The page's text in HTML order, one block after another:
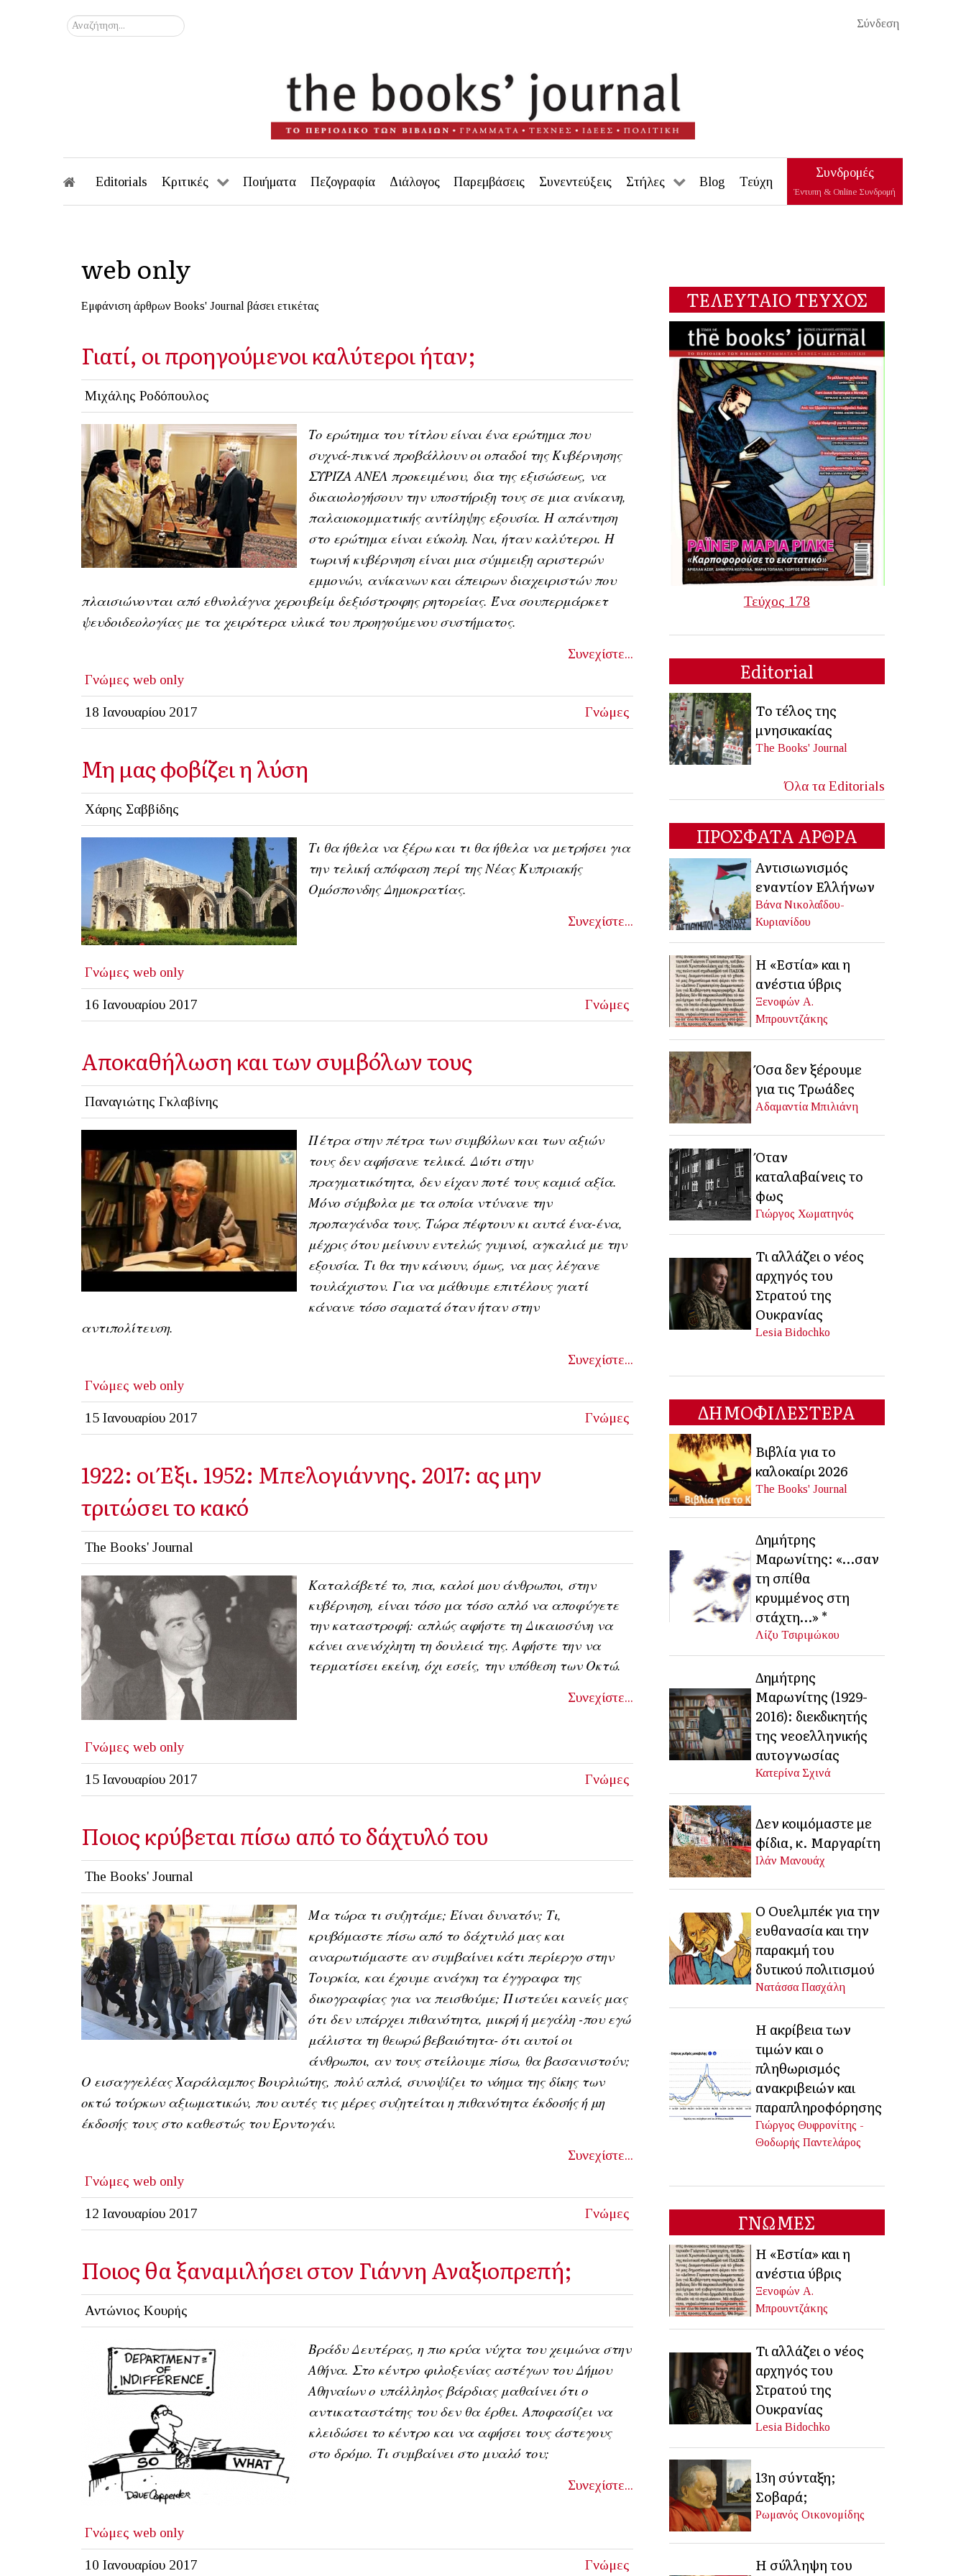
Σύνδεση
Αναζήτηση...
Editorials Κριτικές Ποιήματα Πεζογραφία Διάλογος Παρεμβάσεις Συνεντεύξεις Στήλες Blog Τεύχη
Συνδρομές
Έντυπη & Online Συνδρομή
web only
Εμφάνιση άρθρων Books' Journal βάσει ετικέτας
Γιατί, οι προηγούμενοι καλύτεροι ήταν;
Μιχάλης Ροδόπουλος
Το ερώτημα του τίτλου είναι ένα ερώτημα που
συχνά-πυκνά προβάλλουν οι οπαδοί της Κυβέρνησης
ΣΥΡΙΖΑ ΑΝΕΛ προκειμένου, δια της εξισώσεως, να
δικαιολογήσουν την υποστήριξη τους σε μια ανίκανη,
παλαιοκομματικής αντίληψης εξουσία. Η απάντηση
στο ερώτημα είναι εύκολη. Ναι, ήταν καλύτεροι. Η
τωρινή κυβέρνηση είναι μια σύμμειξη αριστερών
εμμονών, ανίκανων και άπειρων διαχειριστών που
πλαισιώνονται από εθνολάγνα χερουβείμ δεξιόστροφης ρητορείας. Ένα σουπερμάρκετ
ψευδοιδεολογίας με τα χειρότερα υλικά του προηγούμενου συστήματος.
Συνεχίστε...
Γνώμες web only
18 Ιανουαρίου 2017 Γνώμες
Μη μας φοβίζει η λύση
Χάρης Σαββίδης
Τι θα ήθελα να ξέρω και τι θα ήθελα να μετρήσει για
την τελική απόφαση περί της Νέας Κυπριακής
Ομόσπονδης Δημοκρατίας.
Συνεχίστε...
Γνώμες web only
16 Ιανουαρίου 2017 Γνώμες
Αποκαθήλωση και των συμβόλων τους
Παναγιώτης Γκλαβίνης
Πέτρα στην πέτρα των συμβόλων και των αξιών
τους δεν αφήσανε τελικά. Διότι στην
πραγματικότητα, δεν είχαν ποτέ τους καμιά αξία.
Μόνο σύμβολα με τα οποία ντύνανε την
προπαγάνδα τους. Τώρα πέφτουν κι αυτά ένα-ένα,
μέχρις ότου μείνουν εντελώς γυμνοί, αγκαλιά με την
εξουσία. Τι θα την κάνουν, όμως, να μας λέγανε
τουλάχιστον. Για να μάθουμε επιτέλους γιατί
κάνανε τόσο σαματά όταν ήταν στην
αντιπολίτευση.
Συνεχίστε...
Γνώμες web only
15 Ιανουαρίου 2017 Γνώμες
1922: οι Έξι. 1952: Μπελογιάννης. 2017: ας μην
τριτώσει το κακό
The Books' Journal
Καταλάβετέ το, πια, καλοί μου άνθρωποι, στην
κυβέρνηση, είναι τόσο μα τόσο απλό να αποφύγετε
την καταστροφή: απλώς αφήστε τη Δικαιοσύνη να
κάνει ανενόχλητη τη δουλειά της. Αφήστε την να
τερματίσει εκείνη, όχι εσείς, την υπόθεση των Οκτώ.
Συνεχίστε...
Γνώμες web only
15 Ιανουαρίου 2017 Γνώμες
Ποιος κρύβεται πίσω από το δάχτυλό του
The Books' Journal
Μα τώρα τι συζητάμε; Είναι δυνατόν; Τι,
κρυβόμαστε πίσω από το δάχτυλό μας και
αναρωτιόμαστε αν συμβαίνει κάτι περίεργο στην
Τουρκία, και έχουμε ανάγκη τα έγγραφα της
δικογραφίας για να πεισθούμε; Πιστεύει κανείς μας
ότι δεν υπάρχει πιθανότητα, μικρή ή μεγάλη -που εγώ
μάλιστα τη θεωρώ βεβαιότητα- ότι αυτοί οι
άνθρωποι, αν τους στείλουμε πίσω, θα βασανιστούν;
Ο εισαγγελέας Χαράλαμπος Βουρλιώτης, πολύ απλά, συνοψίζει το νόημα της δίκης των
οκτώ τούρκων αξιωματικών, που αυτές τις μέρες συζητείται η πιθανότητα έκδοσής ή μη
έκδοσής τους στο καθεστώς του Ερντογάν.
Συνεχίστε...
Γνώμες web only
12 Ιανουαρίου 2017 Γνώμες
Ποιος θα ξαναμιλήσει στον Γιάννη Αναξιοπρεπή;
Αντώνιος Κουρής
Βράδυ Δευτέρας, η πιο κρύα νύχτα του χειμώνα στην
Αθήνα. Στο κέντρο φιλοξενίας αστέγων του Δήμου
Αθηναίων ο υπάλληλος βάρδιας μαθαίνει ότι ο
αντικαταστάτης του δεν θα έρθει. Αποφασίζει να
κλειδώσει το κέντρο και να αφήσει τους άστεγους
στο δρόμο. Τι συμβαίνει στο μυαλό του;
Συνεχίστε...
Γνώμες web only
10 Ιανουαρίου 2017 Γνώμες
ΤΕΛΕΥΤΑΙΟ ΤΕΥΧΟΣ
Τεύχος 178
Editorial
Το τέλος της
μνησικακίας
The Books' Journal
Όλα τα Editorials
ΠΡΟΣΦΑΤΑ ΑΡΘΡΑ
Αντισιωνισμός
εναντίον Ελλήνων
Βάνα Νικολαΐδου-
Κυριανίδου
Η «Εστία» και η
ανέστια ύβρις
Ξενοφών Α.
Μπρουντζάκης
Όσα δεν ξέρουμε
για τις Τρωάδες
Αδαμαντία Μπιλιάνη
Όταν
καταλαβαίνεις το
φως
Γιώργος Χωματηνός
Τι αλλάζει ο νέος
αρχηγός του
Στρατού της
Ουκρανίας
Lesia Bidochko
ΔΗΜΟΦΙΛΕΣΤΕΡΑ
Βιβλία για το
καλοκαίρι 2026
The Books' Journal
Δημήτρης
Μαρωνίτης: «…σαν
τη σπίθα
κρυμμένος στη
στάχτη…» *
Λίζυ Τσιριμώκου
Δημήτρης
Μαρωνίτης (1929-
2016): διεκδικητής
της νεοελληνικής
αυτογνωσίας
Κατερίνα Σχινά
Δεν κοιμόμαστε με
φίδια, κ. Μαργαρίτη
Ιλάν Μανουάχ
Ο Ουελμπέκ για την
ευθανασία και την
παρακμή του
δυτικού πολιτισμού
Νατάσσα Πασχάλη
Η ακρίβεια των
τιμών και ο
πληθωρισμός
ανακριβειών και
παραπληροφόρησης
Γιώργος Θυφρονίτης -
Θοδωρής Παντελάρος
ΓΝΩΜΕΣ
Η «Εστία» και η
ανέστια ύβρις
Ξενοφών Α.
Μπρουντζάκης
Τι αλλάζει ο νέος
αρχηγός του
Στρατού της
Ουκρανίας
Lesia Bidochko
13η σύνταξη;
Σοβαρά;
Ρωμανός Οικονομίδης
Η σύλληψη του